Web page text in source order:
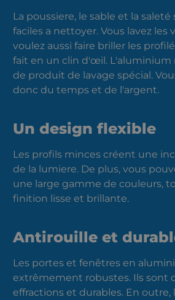
La poussiere, le sable et la
faciles a nettoyer. Vous lavez les
voulez aussi faire briller les
fait en un clin d'œil. L'aluminium
de produit de lavage spécial.
donc du temps et de l'argent.
Un design flexible
Les profils minces créent une
de la lumiere. De plus, vous
une large gamme de couleurs,
finition lisse et brillante.
Antirouille et
Les portes et fenêtres en
extrêmement robustes. Ils sont
effractions et durables. En outre,